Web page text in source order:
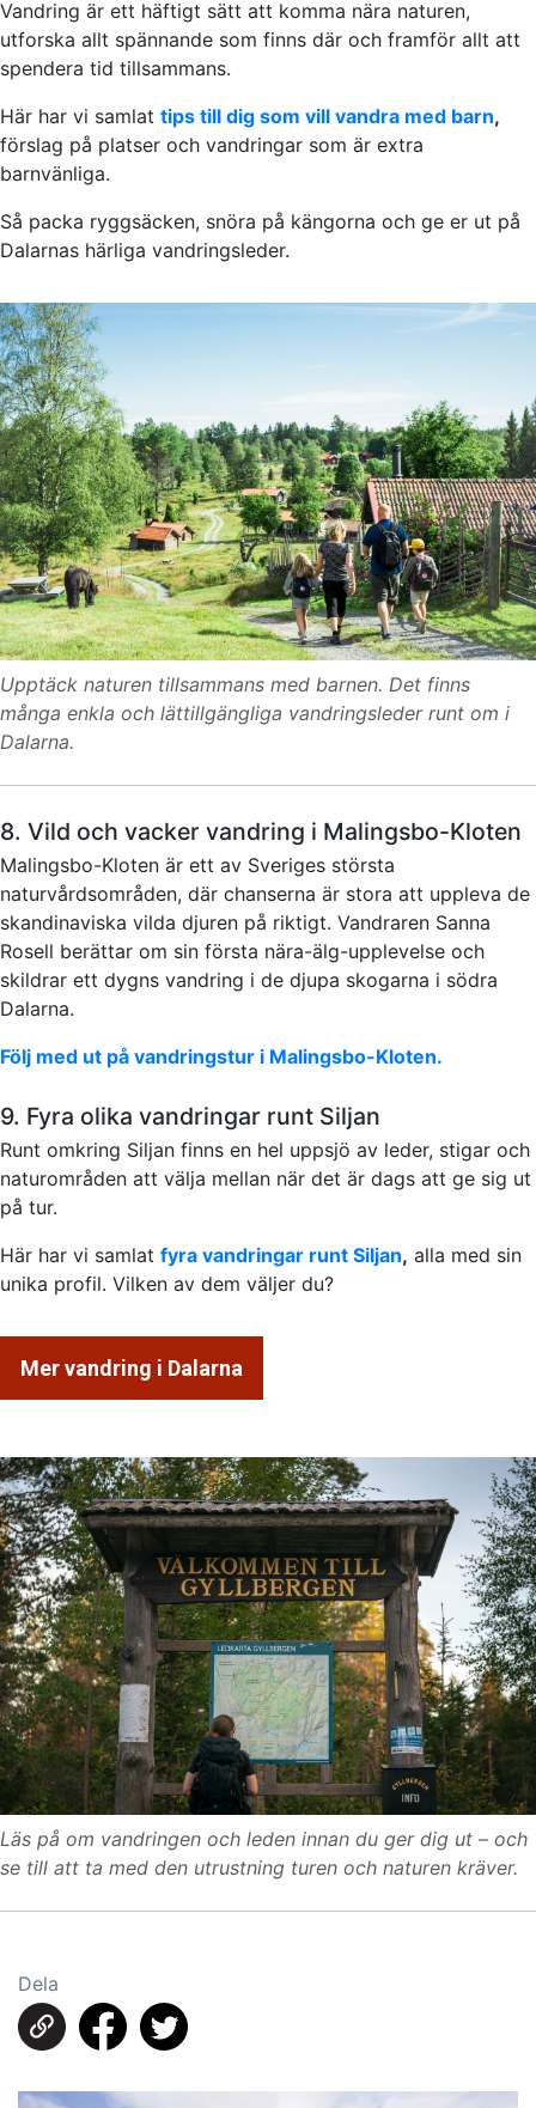
Vandring är ett häftigt sätt att komma nära naturen,
utforska allt spännande som finns där och framför allt att
spendera tid tillsammans.
Här har vi samlat tips till dig som vill vandra med barn,
förslag på platser och vandringar som är extra
barnvänliga.
Så packa ryggsäcken, snöra på kängorna och ge er ut på
Dalarnas härliga vandringsleder.
Upptäck naturen tillsammans med barnen. Det finns
många enkla och lättillgängliga vandringsleder runt om i
Dalarna.
8. Vild och vacker vandring i Malingsbo-Kloten
Malingsbo-Kloten är ett av Sveriges största
naturvårdsområden, där chanserna är stora att uppleva de
skandinaviska vilda djuren på riktigt. Vandraren Sanna
Rosell berättar om sin första nära-älg-upplevelse och
skildrar ett dygns vandring i de djupa skogarna i södra
Dalarna.
Följ med ut på vandringstur i Malingsbo-Kloten.
9. Fyra olika vandringar runt Siljan
Runt omkring Siljan finns en hel uppsjö av leder, stigar och
naturområden att välja mellan när det är dags att ge sig ut
på tur.
Här har vi samlat fyra vandringar runt Siljan, alla med sin
unika profil. Vilken av dem väljer du?
Mer vandring i Dalarna
Läs på om vandringen och leden innan du ger dig ut – och
se till att ta med den utrustning turen och naturen kräver.
Dela